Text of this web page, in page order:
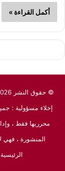
أكمل القراءة »
© حقوق النشر 2026، جميع الحقوق محفوظة لـموقع المايسترو الرياضي
إخلاء مسؤولية :
محرريها فقط ،
المنشورة ، فهي
الرئيسية